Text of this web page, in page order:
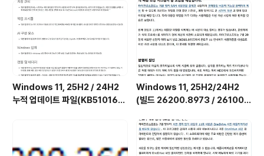
버전 [한글/영문판]
하는 일을 공개했습니다. (Wind
ows 11 상태 및 최적화된 환경 서
비스를 비활성화하는 방법)
Windows 11, 25H2 / 24H2
누적 업데이트 파일(KB510168
업데이트)
Windows 11, 25H2/24H2
(빌드 26200.8973 / 26100.
판 [한글/영문판]